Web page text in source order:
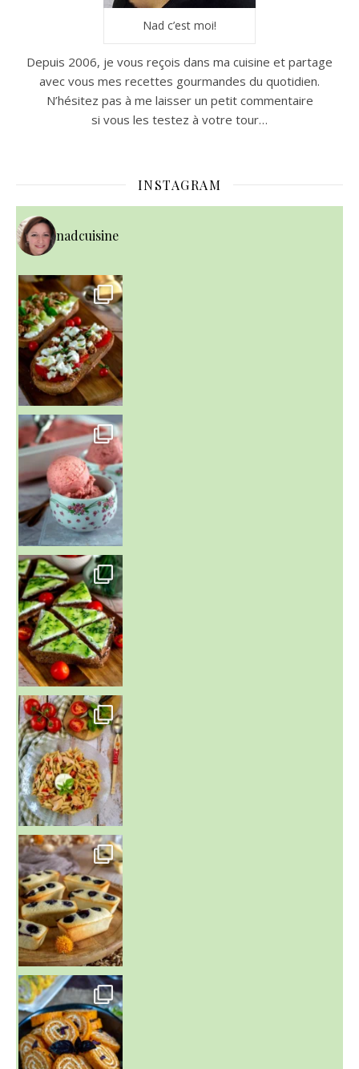
Nad c’est moi!
Depuis 2006, je vous reçois dans ma cuisine et partage
avec vous mes recettes gourmandes du quotidien.
N’hésitez pas à me laisser un petit commentaire
si vous les testez à votre tour…
INSTAGRAM
nadcuisine
~ NICE CREAM À LA FRAISE ~
Presque un mois que
~ SALADE DE PÂTES AUX DEUX TOMATES THON ET BURRA
~ FINANCIERS MYRTILLES ET CITRON ~
Aujourd'hu